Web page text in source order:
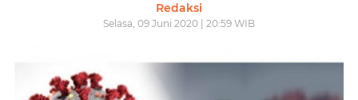
Redaksi
Selasa, 09 Juni 2020 | 20:59 WIB